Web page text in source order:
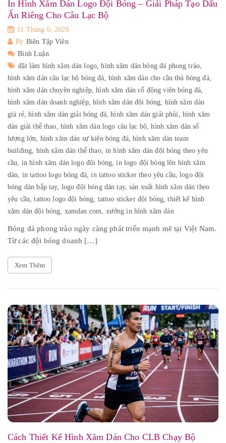
In Hình Xăm Dán Logo Đội Bóng – Giải Pháp Tạo Dấu
Ấn Riêng Cho Câu Lạc Bộ
11 Tháng 6, 2026
By Biên Tập Viên
Bình Luận
đặt làm hình xăm dán logo,hình xăm dán bóng đá phong trào,
hình xăm dán câu lạc bộ bóng đá, hình xăm dán cho cầu thủ bóng đá,
hình xăm dán chuyên nghiệp,hình xăm dán cổ động viên bóng đá,
hình xăm dán doanh nghiệp,hình xăm dán đội bóng, hình xăm dán
giá rẻ,hình xăm dán giải bóng đá,hình xăm dán giải phủi, hình xăm
dán giải thể thao, hình xăm dán logo câu lạc bộ,hình xăm dán số
lượng lớn, hình xăm dán sự kiện bóng đá,hình xăm dán team
building, hình xăm dán thể thao, in hình xăm dán đội bóng theo yêu
cầu, in hình xăm dán logo đội bóng,in logo đội bóng lên hình xăm
dán, in tattoo logo bóng đá,in tattoo sticker theo yêu cầu,logo đội
bóng dán bắp tay, logo đội bóng dán tay,sản xuất hình xăm dán theo
yêu cầu,tattoo logo đội bóng, tattoo sticker đội bóng,thiết kế hình
xăm dán đội bóng, xamdan.com, xưởng in hình xăm dán
Bóng đá phong trào ngày càng phát triển mạnh mẽ tại Việt Nam.
Từ các đội bóng doanh […]
Xem Thêm
Cách Thiết Kế Hình Xăm Dán Cho CLB Chạy Bộ